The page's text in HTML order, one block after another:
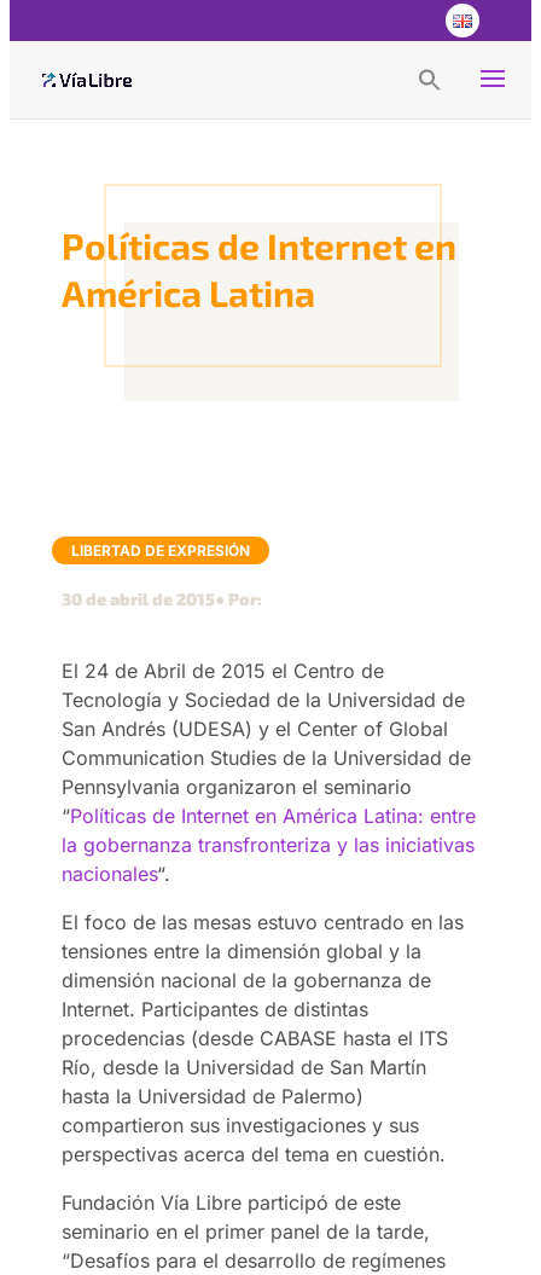
Search Button
Políticas de Internet en
América Latina
LIBERTAD DE EXPRESIÓN
30 de abril de 2015● Por:
El 24 de Abril de 2015 el Centro de
Tecnología y Sociedad de la Universidad de
San Andrés (UDESA) y el Center of Global
Communication Studies de la Universidad de
Pennsylvania organizaron el seminario
“Políticas de Internet en América Latina: entre
la gobernanza transfronteriza y las iniciativas
nacionales“.
El foco de las mesas estuvo centrado en las
tensiones entre la dimensión global y la
dimensión nacional de la gobernanza de
Internet. Participantes de distintas
procedencias (desde CABASE hasta el ITS
Río, desde la Universidad de San Martín
hasta la Universidad de Palermo)
compartieron sus investigaciones y sus
perspectivas acerca del tema en cuestión.
Fundación Vía Libre participó de este
seminario en el primer panel de la tarde,
“Desafíos para el desarrollo de regímenes